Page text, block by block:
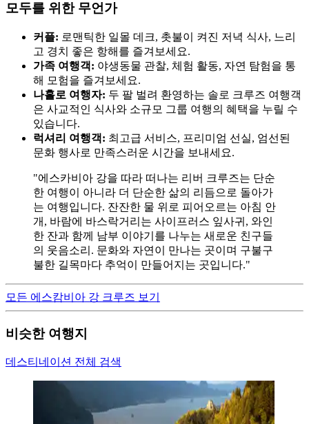
모두를 위한 무언가
커플: 로맨틱한 일몰 데크, 촛불이 켜진 저녁 식사, 느리
고 경치 좋은 항해를 즐겨보세요.
가족 여행객: 야생동물 관찰, 체험 활동, 자연 탐험을 통
해 모험을 즐겨보세요.
나홀로 여행자: 두 팔 벌려 환영하는 솔로 크루즈 여행객
은 사교적인 식사와 소규모 그룹 여행의 혜택을 누릴 수
있습니다.
럭셔리 여행객: 최고급 서비스, 프리미엄 선실, 엄선된
문화 행사로 만족스러운 시간을 보내세요.
"에스카비아 강을 따라 떠나는 리버 크루즈는 단순
한 여행이 아니라 더 단순한 삶의 리듬으로 돌아가
는 여행입니다. 잔잔한 물 위로 피어오르는 아침 안
개, 바람에 바스락거리는 사이프러스 잎사귀, 와인
한 잔과 함께 남부 이야기를 나누는 새로운 친구들
의 웃음소리. 문화와 자연이 만나는 곳이며 구불구
불한 길목마다 추억이 만들어지는 곳입니다."
모든 에스캄비아 강 크루즈 보기
비슷한 여행지
데스티네이션 전체 검색